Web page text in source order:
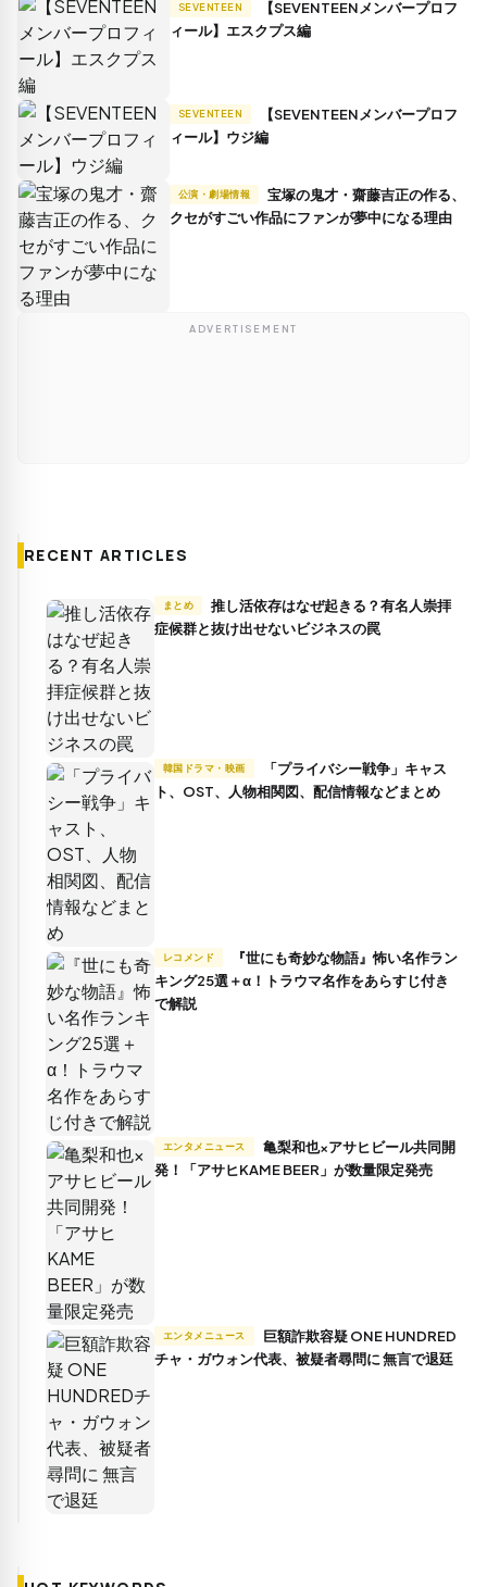
SEVENTEEN
ィール】エスクプス編
SEVENTEEN
ィール】ウジ編
公演・劇場情報
宝塚の鬼才・齋藤吉正の作る、
クセがすごい作品にファンが夢中になる理由
ADVERTISEMENT
RECENT ARTICLES
まとめ
推し活依存はなぜ起きる？有名人崇拝
症候群と抜け出せないビジネスの罠
韓国ドラマ・映画
ト、OST、人物相関図、配信情報などまとめ
レコメンド
キング25選＋α！トラウマ名作をあらすじ付き
で解説
エンタメニュース
発！「アサヒKAME BEER」が数量限定発売
エンタメニュース
チャ・ガウォン代表、被疑者尋問に 無言で退廷